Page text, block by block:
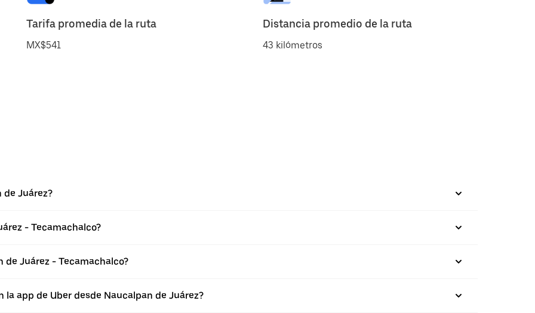
Tarifa promedia de la ruta
MX$541
Distancia promedio de la ruta
43 kilómetros
de Juárez?
- Tecamachalco?
Juárez - Tecamachalco?
app de Uber desde Naucalpan de Juárez?